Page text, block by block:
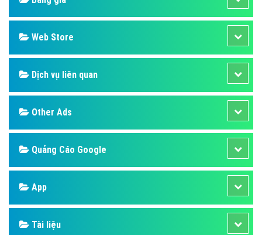
Web Store
Dịch vụ liên quan
Other Ads
Quảng Cáo Google
App
Tài liệu